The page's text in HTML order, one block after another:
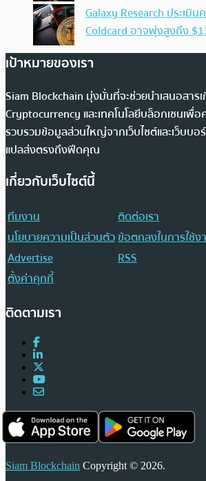
Galaxy Research ประเมิ
Coldcard อาจพุ่งสูงถึง
เป้าหมายของเรา
Siam Blockchain มุ่งมั่นที่จะช่วยนำเสนอสาร
Cryptocurrency และเทคโนโลยีบล็อกเชนเพื่อ
รวบรวมข้อมูลส่วนใหญ่จากเว็บไซต์และเว็บบอ
แปลส่งตรงถึงฟีดคุณ
เกี่ยวกับเว็บไซต์นี้
ทีมงาน
ติดต่อเรา
นโยบายความเป็นส่วนตัวข้อตกลงในการใช้ง
Advertise
RSS
ตั้งค่าคุกกี้
ติดตามเรา
Siam Blockchain Copyright © 2026.